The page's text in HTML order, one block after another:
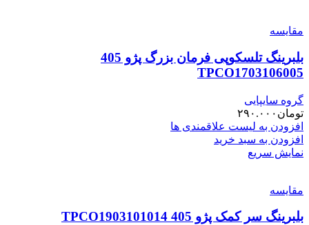
مقایسه
بلبرینگ تلسکوپی فرمان بزرگ پژو 405
TPCO1703106005
گروه سایپایی
تومان ۲۹۰.۰۰۰
افزودن به لیست علاقمندی ها
افزودن به سبد خرید
نمایش سریع
مقایسه
بلبرینگ سر کمک پژو 405 TPCO1903101014